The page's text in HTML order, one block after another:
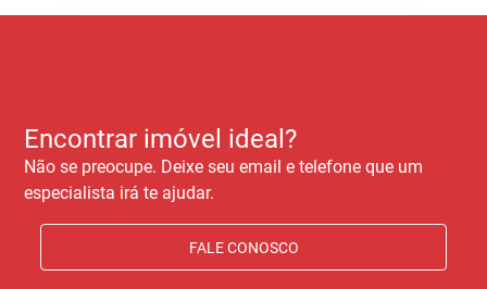
Encontrar imóvel ideal?
Não se preocupe. Deixe seu email e telefone que um
especialista irá te ajudar.
FALE CONOSCO